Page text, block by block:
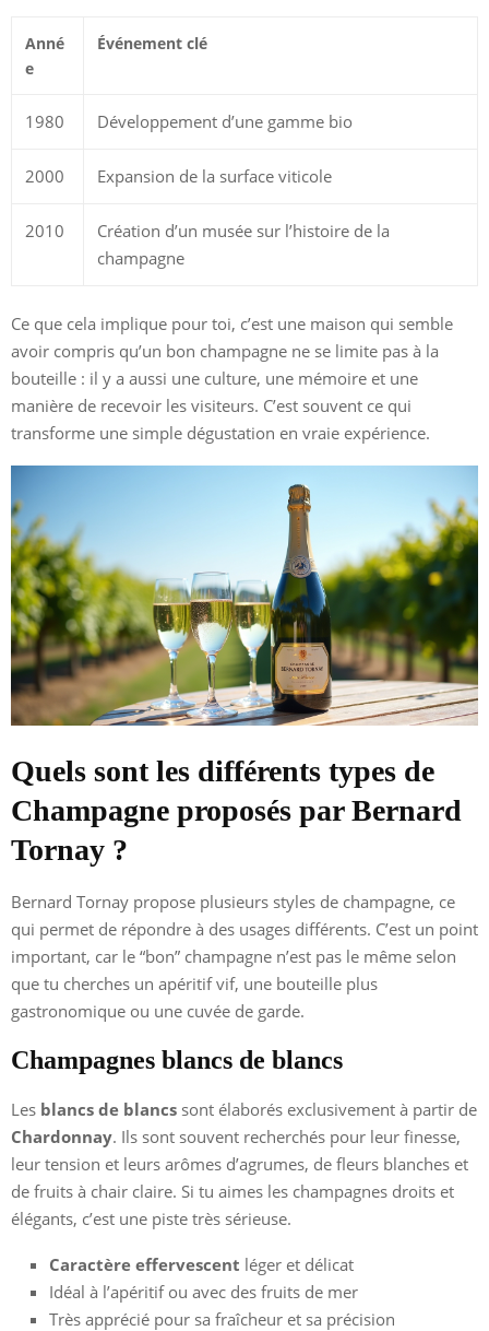
Anné
e
Événement clé
1980 Développement d’une gamme bio
2000 Expansion de la surface viticole
2010
Création d’un musée sur l’histoire de la
champagne
Ce que cela implique pour toi, c’est une maison qui semble
avoir compris qu’un bon champagne ne se limite pas à la
bouteille : il y a aussi une culture, une mémoire et une
manière de recevoir les visiteurs. C’est souvent ce qui
transforme une simple dégustation en vraie expérience.
Quels sont les différents types de
Champagne proposés par Bernard
Tornay ?
Bernard Tornay propose plusieurs styles de champagne, ce
qui permet de répondre à des usages différents. C’est un point
important, car le “bon” champagne n’est pas le même selon
que tu cherches un apéritif vif, une bouteille plus
gastronomique ou une cuvée de garde.
Champagnes blancs de blancs
Les blancs de blancs sont élaborés exclusivement à partir de
Chardonnay. Ils sont souvent recherchés pour leur finesse,
leur tension et leurs arômes d’agrumes, de fleurs blanches et
de fruits à chair claire. Si tu aimes les champagnes droits et
élégants, c’est une piste très sérieuse.
Caractère effervescent léger et délicat
Idéal à l’apéritif ou avec des fruits de mer
Très apprécié pour sa fraîcheur et sa précision